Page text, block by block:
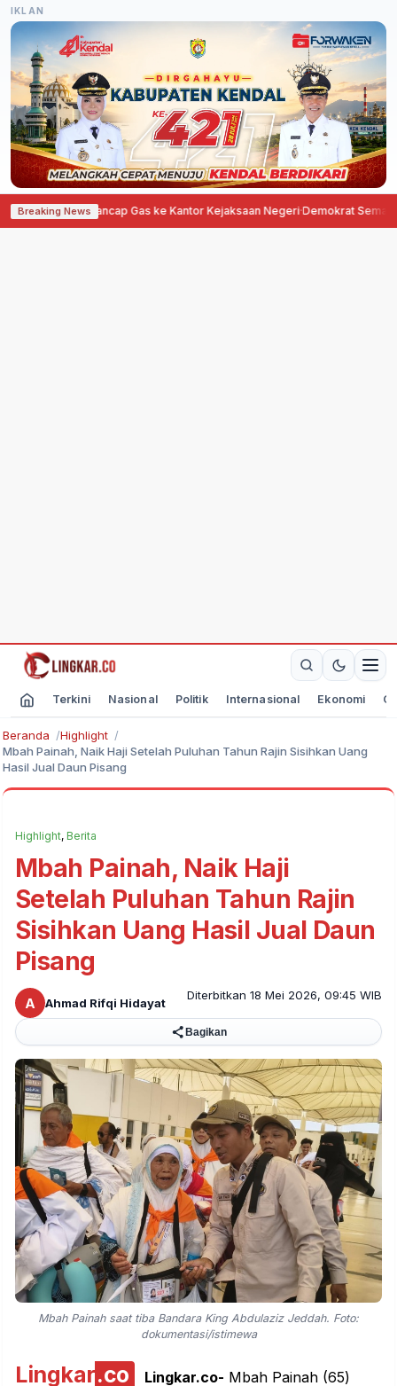
IKLAN
Breaking News
Tancap Gas ke Kantor Kejaksaan Negeri·Demokrat Semarang Gelar
Terkini Nasional Politik Internasional Ekonomi
Beranda
Highlight
Mbah Painah, Naik Haji Setelah Puluhan Tahun Rajin Sisihkan Uang
Hasil Jual Daun Pisang
Highlight, Berita
Mbah Painah, Naik Haji
Setelah Puluhan Tahun Rajin
Sisihkan Uang Hasil Jual Daun
Pisang
A Ahmad Rifqi Hidayat
Diterbitkan 18 Mei 2026, 09:45 WIB
Bagikan
Mbah Painah saat tiba Bandara King Abdulaziz Jeddah. Foto:
dokumentasi/istimewa
Lingkar.co Lingkar.co- Mbah Painah (65)